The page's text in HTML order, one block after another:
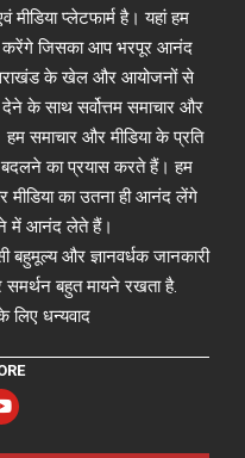
प्लेटफार्म है। यहां हम
करेंगे जिसका आप भरपूर आनंद
के खेल और आयोजनों से
के साथ सर्वोत्तम समाचार और
समाचार और मीडिया के प्रति
का प्रयास करते हैं। हम
का उतना ही आनंद लेंगे
में आनंद लेते हैं।
और ज्ञानवर्धक जानकारी
बहुत मायने रखता है.
लिए धन्यवाद